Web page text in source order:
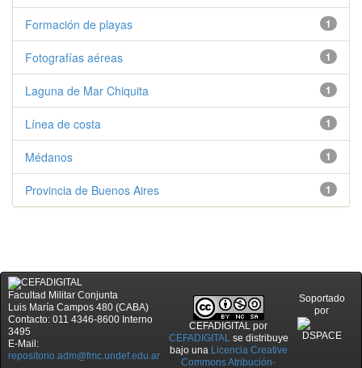
1
Formación de playas
1
Fotografías aéreas
1
Laguna de Mar Chiquita
1
Línea de costa
1
Médanos
1
Provincia de Buenos Aires
Facultad Militar Conjunta
Luis María Campos 480 (CABA)
Contacto: 011 4346-8600 Interno
3495
E-Mail:
repositorio.adm@fmc.undef.edu.ar
CEFADIGITAL por
CEFADIGITALse distribuye
bajo una Licencia Creative
Commons Atribución-
Soportado
por